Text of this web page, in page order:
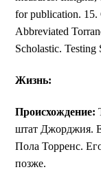
for publication. 15.
Abbreviated
Scholastic. Testing
Жизнь:
Происхождение:
штат Джорджия.
Пола Торренс.
позже.